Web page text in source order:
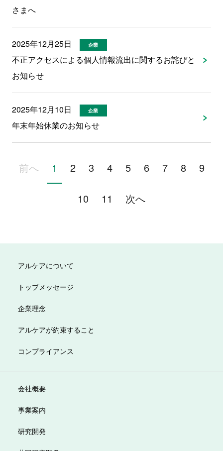
さまへ
2025年12月25日 企業
不正アクセスによる個人情報流出に関するお詫びと
お知らせ
2025年12月10日 企業
年末年始休業のお知らせ
前へ 1 2 3 4 5 6 7 8 9
10 11 次へ
アルケアについて
トップメッセージ
企業理念
アルケアが約束すること
コンプライアンス
会社概要
事業案内
研究開発